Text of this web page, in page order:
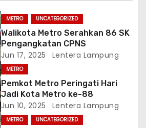
METRO UNCATEGORIZED
Walikota Metro Serahkan 86 SK
Pengangkatan CPNS
Jun 17, 2025 Lentera Lampung
METRO
Pemkot Metro Peringati Hari
Jadi Kota Metro ke-88
Jun 10, 2025 Lentera Lampung
METRO UNCATEGORIZED